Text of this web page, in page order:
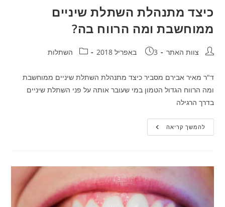
כיצד מתנהלת השתלת שיניים
ממוחשבת ומה הרווח בה?
מחבר:צוות האתר פורסם:
3 באפריל 2018 קטגוריה:השתלות
ד"ר מאיר אבירם מסביר כיצד מתנהלת השתלת שיניים ממוחשבת
ומה הרווח הגדול הטמון במי שעובר אותה על פני השתלת שיניים
בדרך הרגילה
להמשך קריאהכיצד
מתנהלת
הרווח